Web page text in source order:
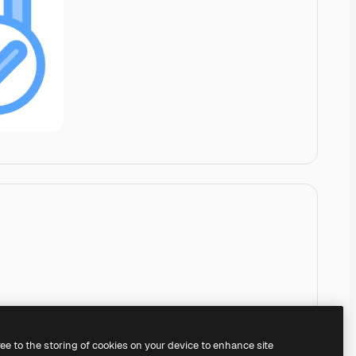
to the storing of cookies on your device to enhance site